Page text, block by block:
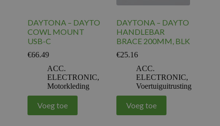
DAYTONA – DAYTO
COWL MOUNT
USB-C
€66.49
ACC.
ELECTRONIC,
Motorkleding
Voeg toe
DAYTONA – DAYTO
HANDLEBAR
BRACE 200MM, BLK
€25.16
ACC.
ELECTRONIC,
Voertuiguitrusting
Voeg toe